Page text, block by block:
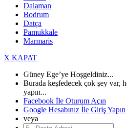
Dalaman
Bodrum
Datça
Pamukkale
Marmaris
X KAPAT
Güney Ege’ye Hoşgeldiniz...
Burada keşfedecek çok şey var,
yapın...
Facebook İle Oturum Açın
Google Hesabınız İle Giriş Yapın
veya